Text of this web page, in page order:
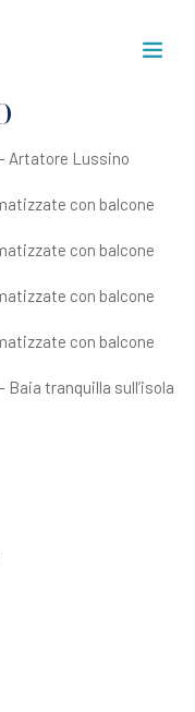
Artatore Lussino
con balcone
con balcone
con balcone
con balcone
tranquilla sull’isola